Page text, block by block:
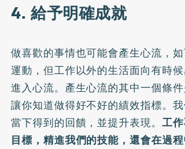
4. 給予明確成就
做喜歡的事情也可能會產生心流，如
運動，但工作以外的生活面向有時
進入心流。產生心流的其中一個條
讓你知道做得好不好的績效指標。
當下得到的回饋，並提升表現。工
目標，精進我們的技能，還會在過